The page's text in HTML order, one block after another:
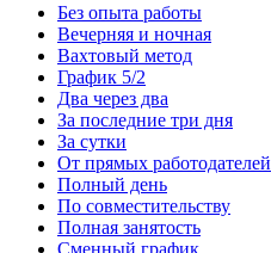
Без опыта работы
Вечерняя и ночная
Вахтовый метод
График 5/2
Два через два
За последние три дня
За сутки
От прямых работодателей
Полный день
По совместительству
Полная занятость
Сменный график